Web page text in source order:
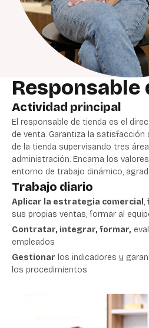
Responsable
Actividad principal
El responsable de tienda es el
de venta. Garantiza la satisfacción
de la tienda supervisando tres
administración. Encarna los
entorno de trabajo dinámico,
Trabajo diario
Aplicar la estrategia comercial ,
sus propias ventas, formar al
Contratar, integrar, formar,
empleados
Gestionar los indicadores y
los procedimientos